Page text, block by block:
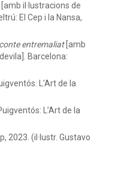
[amb il·lustracions de
El Cep i la Nansa,
entremaliat [amb
Barcelona:
L’Art de la
L’Art de la
2023. (il·lustr. Gustavo